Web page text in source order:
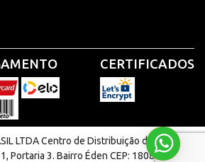
CERTIFICADOS
LTDA Centro de Distribuição de Peças |
Portaria 3. Bairro Éden CEP: 18087-220 -